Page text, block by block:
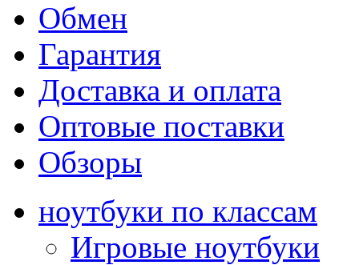
Обмен
Гарантия
Доставка и оплата
Оптовые поставки
Обзоры
ноутбуки по классам
Игровые ноутбуки